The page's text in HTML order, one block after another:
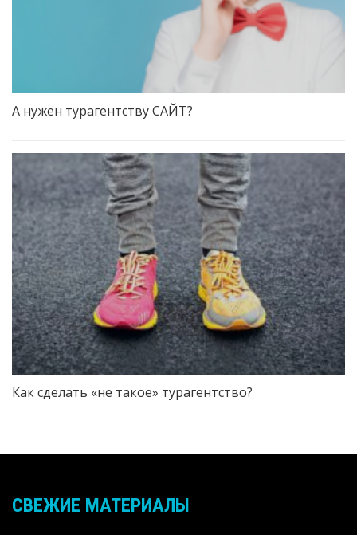
А нужен турагентству САЙТ?
Как сделать «не такое» турагентство?
СВЕЖИЕ МАТЕРИАЛЫ